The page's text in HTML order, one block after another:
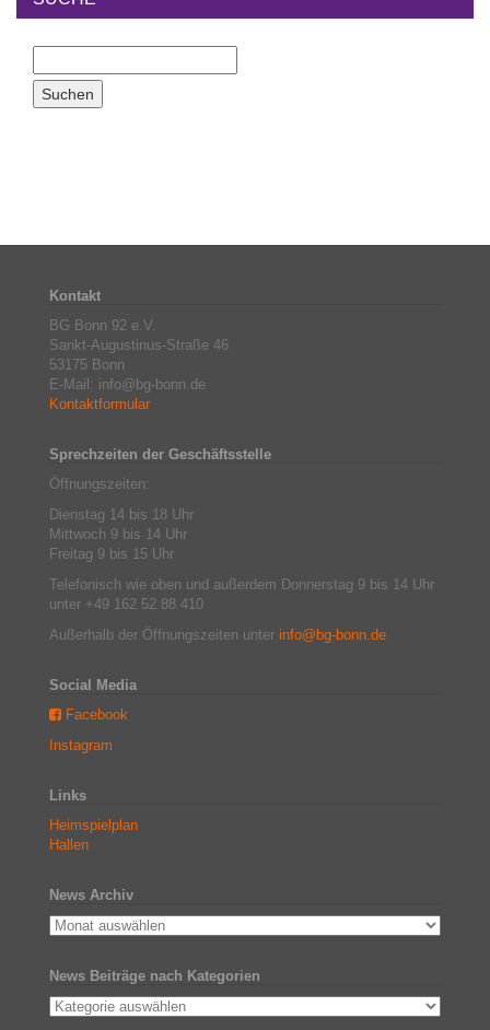
Kontakt
BG Bonn 92 e.V.
Sankt-Augustinus-Straße 46
53175 Bonn
E-Mail: info@bg-bonn.de
Kontaktformular
Sprechzeiten der Geschäftsstelle
Öffnungszeiten:
Dienstag 14 bis 18 Uhr
Mittwoch 9 bis 14 Uhr
Freitag 9 bis 15 Uhr
Telefonisch wie oben und außerdem Donnerstag 9 bis 14 Uhr
unter +49 162 52 88 410
Außerhalb der Öffnungszeiten unter info@bg-bonn.de
Social Media
Facebook
Instagram
Links
Heimspielplan
Hallen
News Archiv
News Beiträge nach Kategorien